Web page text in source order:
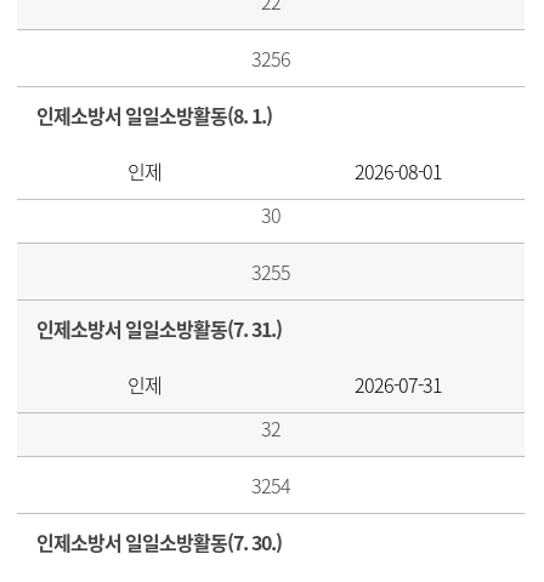
3256
인제소방서 일일소방활동(8. 1.)
인제
2026-08-01
30
3255
인제소방서 일일소방활동(7. 31.)
인제
2026-07-31
32
3254
인제소방서 일일소방활동(7. 30.)